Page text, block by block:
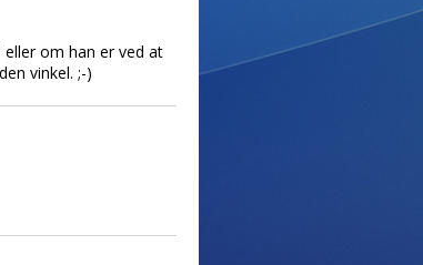
om han er ved at
vinkel. ;-)